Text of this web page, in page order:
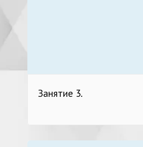
Занятие 3.